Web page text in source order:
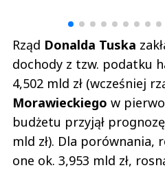
Rząd Donalda Tuska
dochody z tzw. podatku
4,502 mld zł (wcześniej
Morawieckiego w
budżetu przyjął
mld zł). Dla porównania,
one ok. 3,953 mld zł,